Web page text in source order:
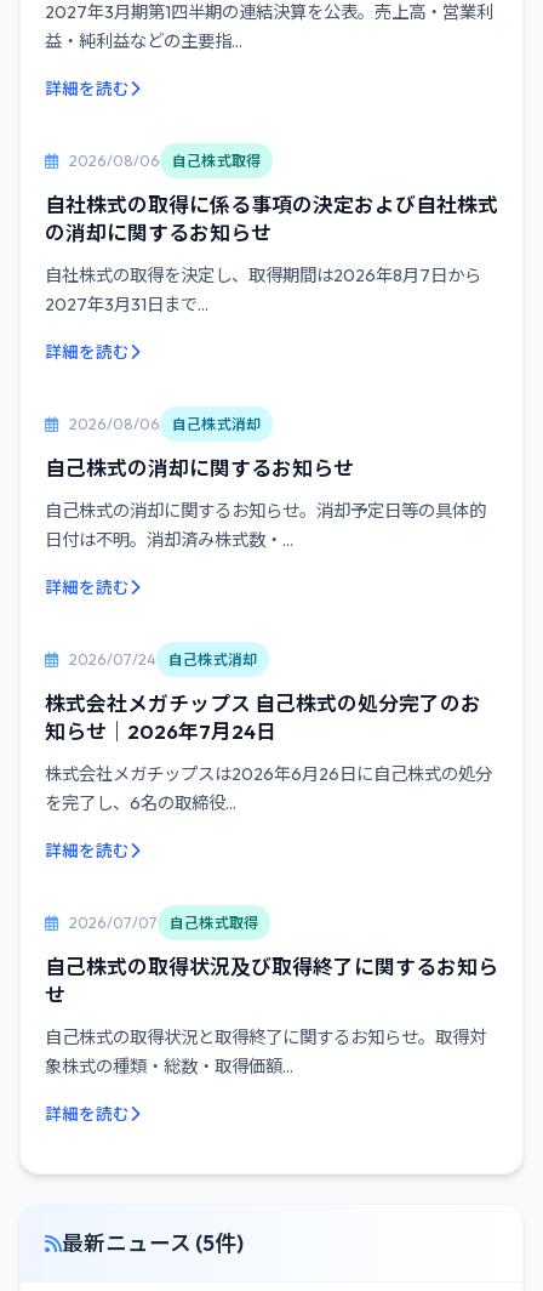
2027年3月期第1四半期の連結決算を公表。売上高・営業利
益・純利益などの主要指...
詳細を読む
2026/08/06 自己株式取得
自社株式の取得に係る事項の決定および自社株式
の消却に関するお知らせ
自社株式の取得を決定し、取得期間は2026年8月7日から
2027年3月31日まで...
詳細を読む
2026/08/06 自己株式消却
自己株式の消却に関するお知らせ
自己株式の消却に関するお知らせ。消却予定日等の具体的
日付は不明。消却済み株式数・...
詳細を読む
2026/07/24 自己株式消却
株式会社メガチップス 自己株式の処分完了のお
知らせ｜2026年7月24日
株式会社メガチップスは2026年6月26日に自己株式の処分
を完了し、6名の取締役...
詳細を読む
2026/07/07 自己株式取得
自己株式の取得状況及び取得終了に関するお知ら
せ
自己株式の取得状況と取得終了に関するお知らせ。取得対
象株式の種類・総数・取得価額...
詳細を読む
最新ニュース (5件)